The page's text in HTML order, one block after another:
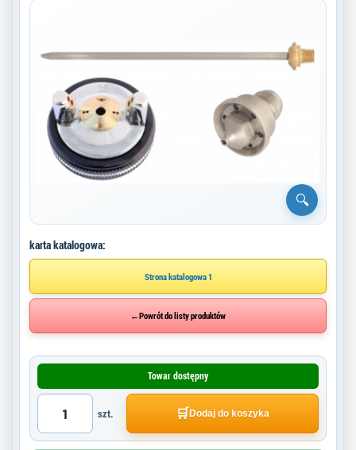
karta katalogowa:
Strona katalogowa 1
←Powrót do listy produktów
Towar dostępny
szt. 🛒Dodaj do koszyka